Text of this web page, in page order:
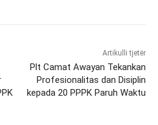
Artikulli tjetër
Plt Camat Awayan Tekankan
Profesionalitas dan Disiplin
kepada 20 PPPK Paruh Waktu